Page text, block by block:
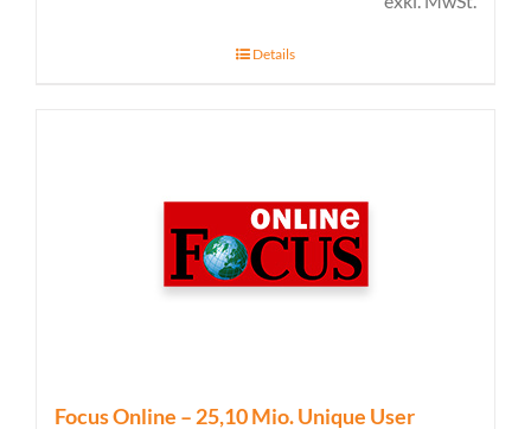
Details
Focus Online – 25,10 Mio. Unique User